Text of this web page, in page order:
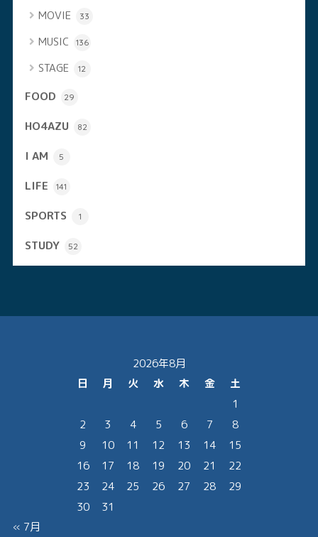
MOVIE 33
MUSIC 136
STAGE 12
FOOD 29
HO4AZU 82
I AM 5
LIFE 141
SPORTS 1
STUDY 52
2026年8月
日
月 火 水 木 金
土
1
2
3 4 5 6 7
8
9
10 11 12 13 14
15
16
17 18 19 20 21
22
23
24 25 26 27 28
29
30
31
« 7月